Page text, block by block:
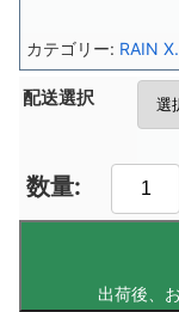
配送選択
カテゴリー: RAIN X.